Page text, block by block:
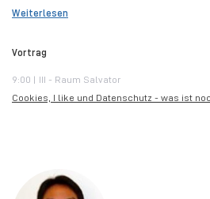
Weiterlesen
Vortrag
9:00 | III - Raum Salvator
Cookies, I like und Datenschutz - was ist